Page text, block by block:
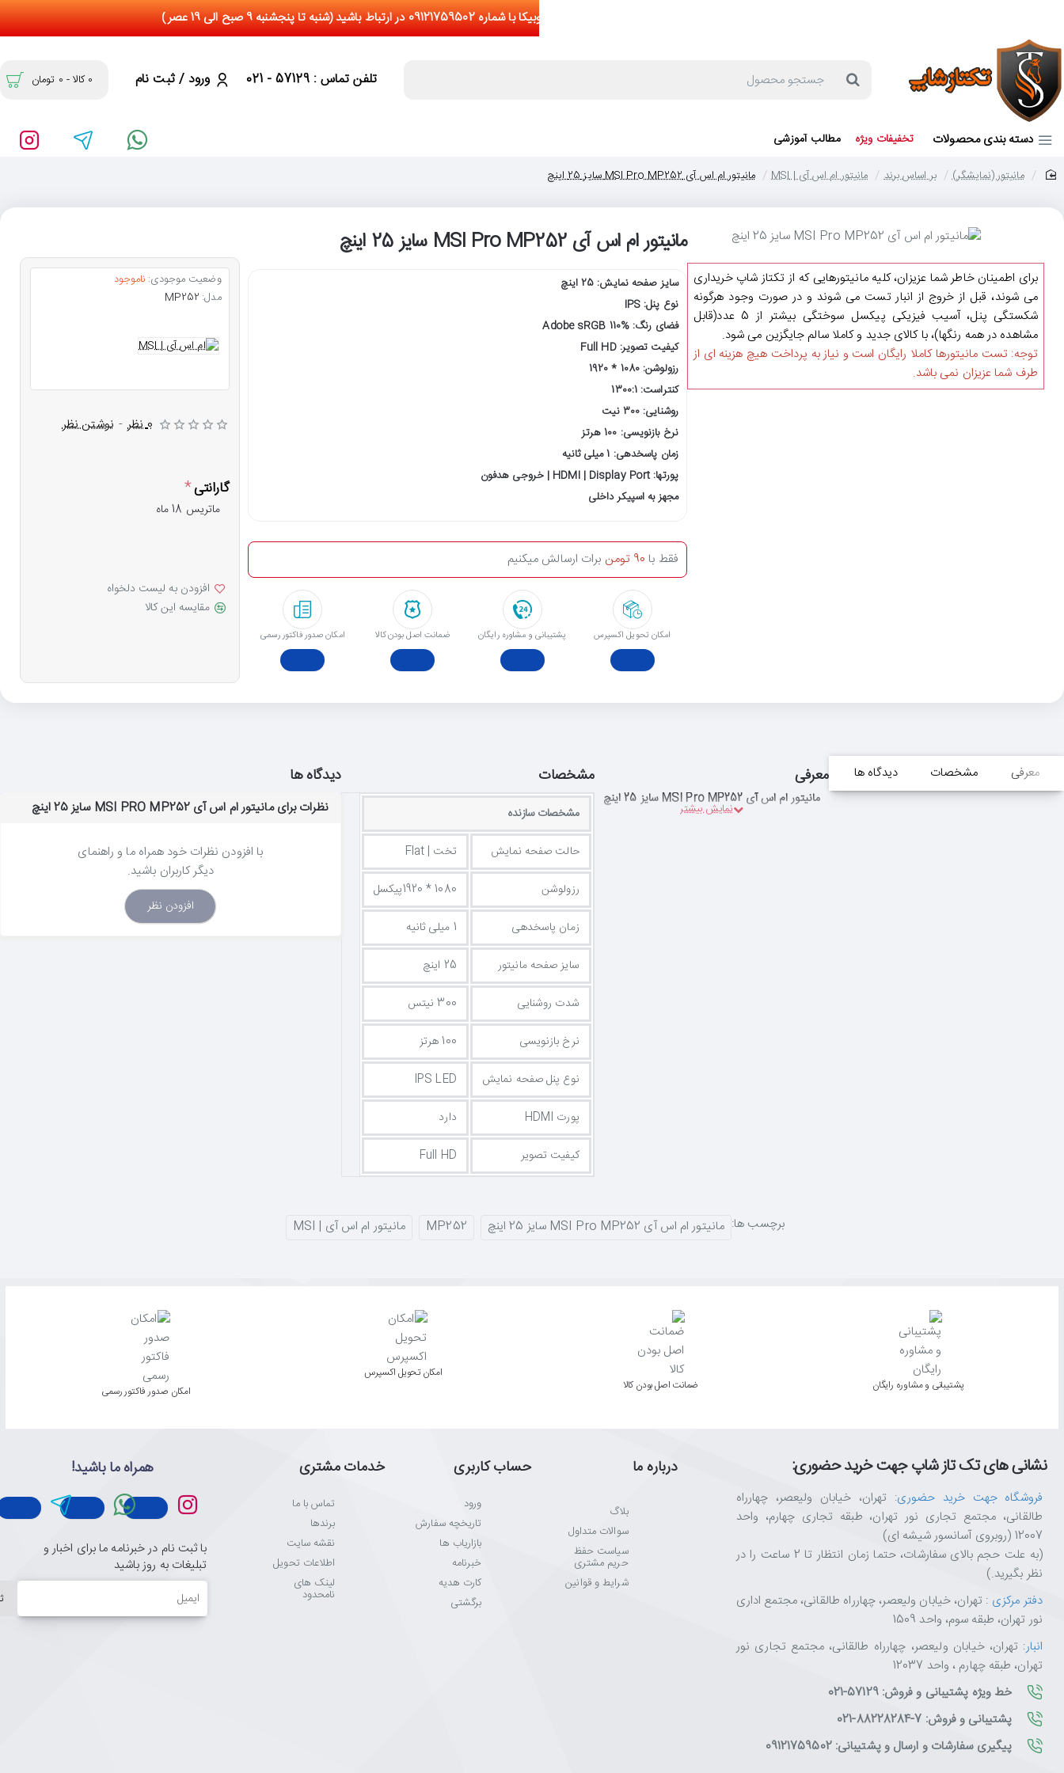
جستجو
تلفن تماس : 57129 - 021 ورود / ثبت نام 0 کالا - 0 تومان
دسته بندی محصولات تخفیفات ویژه مطالب آموزشی
مانیتور (نمایشگر) بر اساس برند مانیتور ام اس آی | MSI مانیتور ام اس آی MSI Pro MP252 سایز 25 اینچ
برای اطمینان خاطر شما عزیزان، کلیه مانیتورهایی که از تکتاز شاپ خریداری
می شوند، قبل از خروج از انبار تست می شوند و در صورت وجود هرگونه
شکستگی پنل، آسیب فیزیکی پیکسل سوختگی بیشتر از 5 عدد(قابل
مشاهده در همه رنگها)، با کالای جدید و کاملا سالم جایگزین می شود.
توجه: تست مانیتورها کاملا رایگان است و نیاز به پرداخت هیچ هزینه ای از
طرف شما عزیزان نمی باشد.
مانیتور ام اس آی MSI Pro MP252 سایز 25 اینچ
سایز صفحه نمایش: 25 اینچ
نوع پنل: IPS
فضای رنگ: Adobe sRGB 110%
کیفیت تصویر: Full HD
رزولوشن: 1080 * 1920
کنتراست: 1300:1
روشنایی: 300 نیت
نرخ بازنویسی: 100 هرتز
زمان پاسخدهی: 1 میلی ثانیه
پورتها: HDMI | Display Port | خروجی هدفون
مجهز به اسپیکر داخلی
امکان تحویل اکسپرس پشتیبانی و مشاوره رایگان ﺿﻤﺎﻧﺖ اﺻﻞ ﺑﻮدن ﮐﺎﻟﺎ امکان صدور فاکتور رسمی
فقط با 90 تومن برات ارسالش میکنیم
وضعیت موجودی: ناموجود
مدل: MP252
0 نظر - نوشتن نظر
گارانتی
ماتریس 18 ماه
افزودن به لیست دلخواه
مقایسه این کالا
معرفی مشخصات دیدگاه ها معرفی
مانیتور ام اس آی MSI Pro MP252 سایز 25 اینچ
مشخصات
مشخصات سازنده
حالت صفحه نمایش
تخت | Flat
رزولوشن
1080 * 1920پیکسل
زمان پاسخدهی
1 میلی ثانیه
سایز صفحه مانیتور
25 اینچ
شدت روشنایی
300 نیتس
نرخ بازنویسی
100 هرتز
نوع پنل صفحه نمایش
IPS LED
پورت HDMI
دارد
کیفیت تصویر
Full HD
دیدگاه ها
نظرات برای مانیتور ام اس آی MSI PRO MP252 سایز 25 اینچ
با افزودن نظرات خود همراه ما و راهنمای
دیگر کاربران باشید.
افزودن نظر
برچسب ها: مانیتور ام اس آی MSI Pro MP252 سایز 25 اینچ MP252 مانیتور ام اس آی | MSI
پشتیبانی و مشاوره رایگان ﺿﻤﺎﻧﺖ اﺻﻞ ﺑﻮدن ﮐﺎﻟﺎ
اﻣﮑﺎن ﺗﺤﻮﯾﻞ اﮐﺴﭙﺮس
امکان صدور فاکتور رسمی
نشانی های تک تاز شاپ جهت خرید حضوری:
فروشگاه جهت خرید حضوری: تهران، خیابان ولیعصر، چهارراه
طالقانی، مجتمع تجاری نور تهران، طبقه تجاری چهارم، واحد
12007 (روبروی آسانسور شیشه ای)
(به علت حجم بالای سفارشات، حتما زمان انتظار تا 2 ساعت را در
نظر بگیرید.)
دفتر مرکزی : تهران، خیابان ولیعصر، چهارراه طالقانی، مجتمع اداری
نور تهران، طبقه سوم، واحد 1509
انبار: تهران، خیابان ولیعصر، چهارراه طالقانی، مجتمع تجاری نور
تهران، طبقه چهارم ، واحد 12037
خط ویژه پشتیبانی و فروش: 57129-021
پشتیبانی و فروش: 7-88228284-021
پیگیری سفارشات و ارسال و پشتیبانی: 09121759502
درباره ما
بلاگ
سوالات متداول
سیاست حفظ
حریم مشتری
شرایط و قوانین
حساب کاربری
ورود
تاریخچه سفارش
بازاریاب ها
خبرنامه
کارت هدیه
برگشتی
خدمات مشتری
تماس با ما
برندها
نقشه سایت
اطلاعات تحویل
لینک های
نامحدود
همراه ما باشید!
با ثبت نام در خبرنامه ما برای اخبار و
تبلیغات به روز باشید
ایمیل